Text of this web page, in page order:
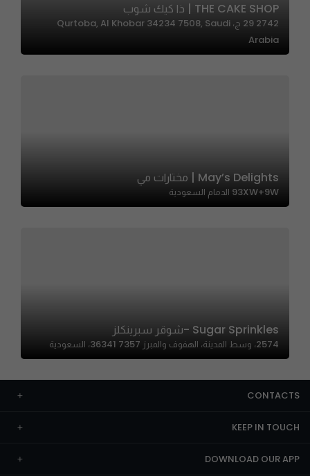
THE CAKE SHOP | ذا كيك شوب
2742 29 ج، Qurtoba, Al Khobar 34234 7508, Saudi
Arabia
May’s Delights | مختارات مي
93XW+9W الدمام السعودية
Sugar Sprinkles -شوقر سبرينكلز
2574، وسط المدينة، الهفوف والمبرز 36341 7357، السعودية
CONTACTS
KEEP IN TOUCH
DOWNLOAD OUR APP